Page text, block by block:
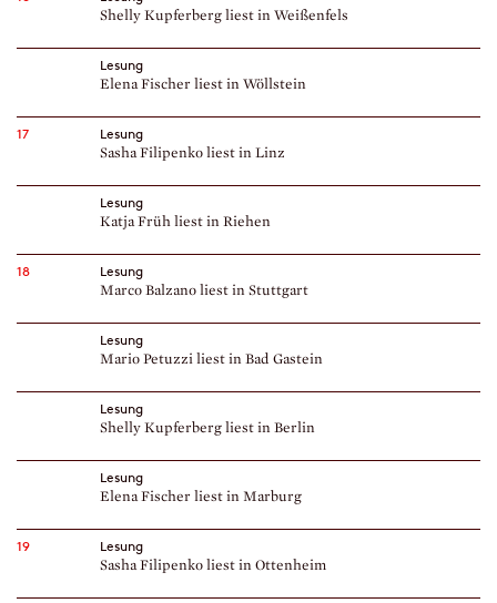
Shelly Kupferberg liest in Weißenfels
Lesung
Elena Fischer liest in Wöllstein
17
Lesung
Sasha Filipenko liest in Linz
Lesung
Katja Früh liest in Riehen
18
Lesung
Marco Balzano liest in Stuttgart
Lesung
Mario Petuzzi liest in Bad Gastein
Lesung
Shelly Kupferberg liest in Berlin
Lesung
Elena Fischer liest in Marburg
19
Lesung
Sasha Filipenko liest in Ottenheim